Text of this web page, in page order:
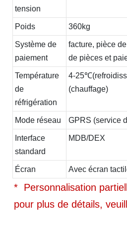
tension
Poids 360kg
Système de
paiement
facture, pièce
de pièces et
Température
de
réfrigération
4-
(chauffage)
Mode réseau GPRS (service
Interface
standard
MDB/DEX
Écran Avec écran
* Personnalisation
pour plus de détails,